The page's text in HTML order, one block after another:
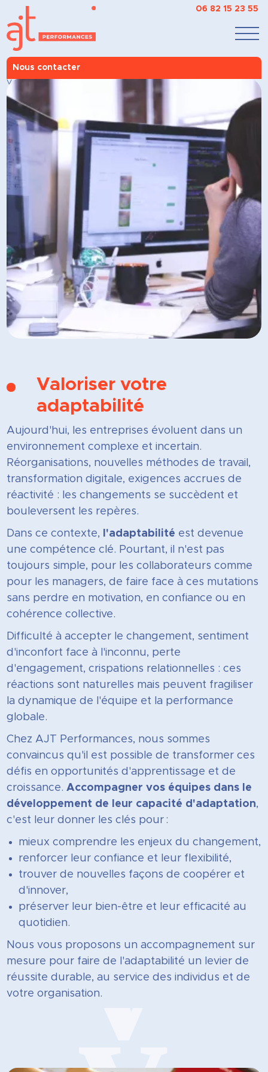
06 82 15 23 55
Nous contacter
AJT Performances>
Valoriser
Valoriser votre
adaptabilité
Aujourd'hui, les entreprises évoluent dans un
environnement complexe et incertain.
Réorganisations, nouvelles méthodes de travail,
transformation digitale, exigences accrues de
réactivité : les changements se succèdent et
bouleversent les repères.
Dans ce contexte, l'adaptabilité est devenue
une compétence clé. Pourtant, il n'est pas
toujours simple, pour les collaborateurs comme
pour les managers, de faire face à ces mutations
sans perdre en motivation, en confiance ou en
cohérence collective.
Difficulté à accepter le changement, sentiment
d'inconfort face à l'inconnu, perte
d'engagement, crispations relationnelles : ces
réactions sont naturelles mais peuvent fragiliser
la dynamique de l'équipe et la performance
globale.
Chez AJT Performances, nous sommes
convaincus qu'il est possible de transformer ces
défis en opportunités d'apprentissage et de
croissance.Accompagner vos équipes dans le
développement de leur capacité d'adaptation,
c'est leur donner les clés pour :
mieux comprendre les enjeux du changement,
renforcer leur confiance et leur flexibilité,
trouver de nouvelles façons de coopérer et
d'innover,
préserver leur bien-être et leur efficacité au
quotidien.
Nous vous proposons un accompagnement sur
mesure pour faire de l'adaptabilité un levier de
réussite durable, au service des individus et de
votre organisation.